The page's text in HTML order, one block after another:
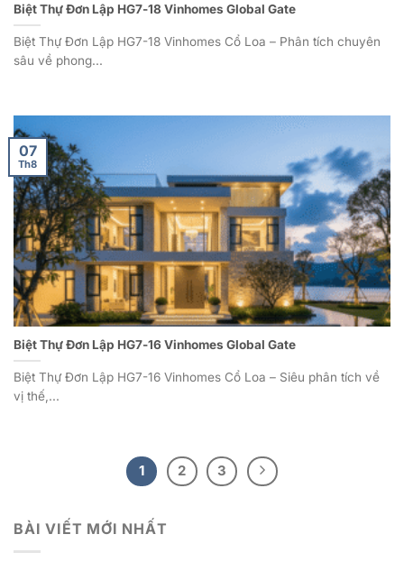
Biệt Thự Đơn Lập HG7-18 Vinhomes Global Gate
Biệt Thự Đơn Lập HG7-18 Vinhomes Cổ Loa – Phân tích chuyên
sâu về phong...
Biệt Thự Đơn Lập HG7-16 Vinhomes Global Gate
Biệt Thự Đơn Lập HG7-16 Vinhomes Cổ Loa – Siêu phân tích về
vị thế,...
07
Th8
1 2 3
BÀI VIẾT MỚI NHẤT